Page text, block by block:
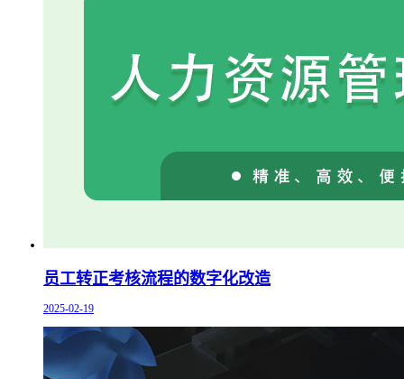
员工转正考核流程的数字化改造
2025-02-19